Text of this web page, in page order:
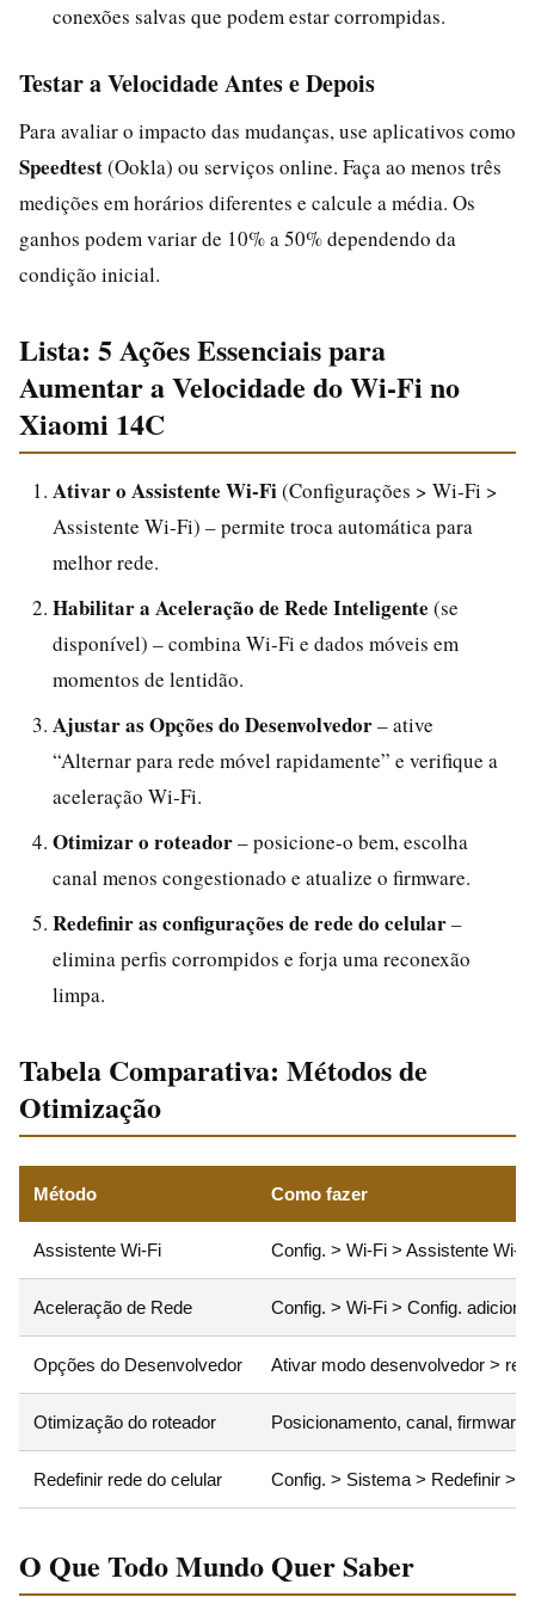
conexões salvas que podem estar corrompidas.
Testar a Velocidade Antes e Depois
Para avaliar o impacto das mudanças, use aplicativos como
Speedtest(Ookla) ou serviços online. Faça ao menos três
medições em horários diferentes e calcule a média. Os
ganhos podem variar de 10% a 50% dependendo da
condição inicial.
Lista: 5 Ações Essenciais para
Aumentar a Velocidade do Wi‑Fi no
Xiaomi 14C
Ativar o Assistente Wi‑Fi(Configurações > Wi‑Fi >
Assistente Wi‑Fi) – permite troca automática para
melhor rede.
Habilitar a Aceleração de Rede Inteligente (se
disponível) – combina Wi‑Fi e dados móveis em
momentos de lentidão.
Ajustar as Opções do Desenvolvedor– ative
“Alternar para rede móvel rapidamente” e verifique a
aceleração Wi‑Fi.
Otimizar o roteador– posicione-o bem, escolha
canal menos congestionado e atualize o firmware.
Redefinir as configurações de rede do celular–
elimina perfis corrompidos e forja uma reconexão
limpa.
Tabela Comparativa: Métodos de
Otimização
Método Como fazer
Assistente Wi‑Fi Config. > Wi‑Fi > Assistente
Aceleração de Rede Config. > Wi‑Fi > Config.
Opções do Desenvolvedor Ativar modo desenvolvedor >
Otimização do roteador Posicionamento, canal, firmware
Redefinir rede do celular Config. > Sistema > Redefinir >
O Que Todo Mundo Quer Saber